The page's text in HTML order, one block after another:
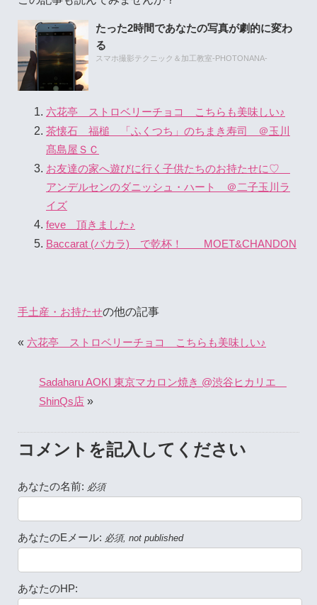
たった2時間であなたの写真が劇的に変わ
る
スマホ撮影テクニック＆加工教室-PHOTONANA-
六花亭 ストロベリーチョコ こちらも美味しい♪
茶懐石 福槌 「ふくつち」のちまき寿司 ＠玉川
髙島屋ＳＣ
お友達の家へ遊びに行く子供たちのお持たせに♡
アンデルセンのダニッシュ・ハート ＠二子玉川ラ
イズ
feve 頂きました♪
Baccarat (バカラ) で乾杯！ MOET&CHANDON
手土産・お持たせの他の記事
« 六花亭 ストロベリーチョコ こちらも美味しい♪
Sadaharu AOKI 東京マカロン焼き @渋谷ヒカリエ
ShinQs店 »
コメントを記入してください
あなたの名前: 必須
あなたのEメール: 必須, not published
あなたのHP: